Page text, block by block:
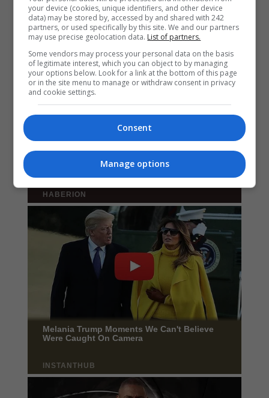
your device (cookies, unique identifiers, and other device
data) may be stored by, accessed by and shared with 242
partners, or used specifically by this site. We and our partners
may use precise geolocation data. List of partners.
Some vendors may process your personal data on the basis
of legitimate interest, which you can object to by managing
your options below. Look for a link at the bottom of this page
or in the site menu to manage or withdraw consent in privacy
and cookie settings.
Consent
Manage options